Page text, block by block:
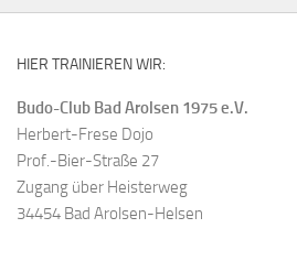
HIER TRAINIEREN WIR:
Budo-Club Bad Arolsen 1975 e.V.
Herbert-Frese Dojo
Prof.-Bier-Straße 27
Zugang über Heisterweg
34454 Bad Arolsen-Helsen